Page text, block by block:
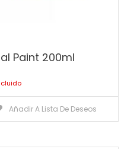
Paint 200ml
Este
producto
Añadir A Lista De Deseos